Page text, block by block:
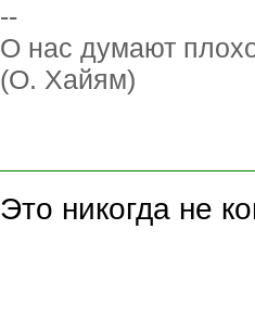
--
О нас думают
(О. Хайям)
Это никогда не